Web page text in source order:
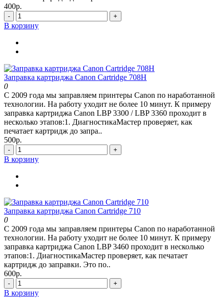
400р.
- +
В корзину
Заправка картриджа Canon Cartridge 708H
0
С 2009 года мы заправляем принтеры Canon по наработанной
технологии. На работу уходит не более 10 минут. К примеру
заправка картриджа Canon LBP 3300 / LBP 3360 проходит в
несколько этапов:1. ДиагностикаМастер проверяет, как
печатает картридж до запра..
500р.
- +
В корзину
Заправка картриджа Canon Cartridge 710
0
С 2009 года мы заправляем принтеры Canon по наработанной
технологии. На работу уходит не более 10 минут. К примеру
заправка картриджа Canon LBP 3460 проходит в несколько
этапов:1. ДиагностикаМастер проверяет, как печатает
картридж до заправки. Это по..
600р.
- +
В корзину